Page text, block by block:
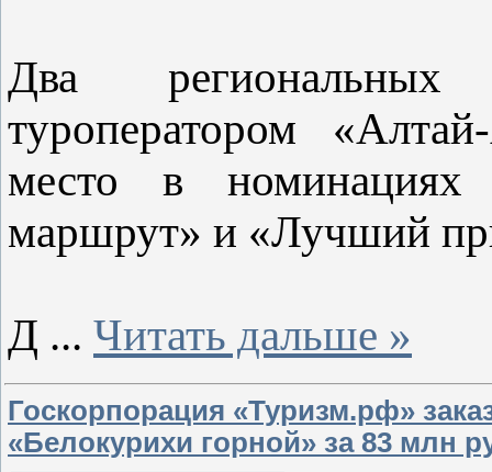
Два региональных
туроператором
место в номинациях
маршрут» и «Лучший
Д ... Читать дальше »
Госкорпорация «Туризм.рф»
«Белокурихи горной» за 83 млн